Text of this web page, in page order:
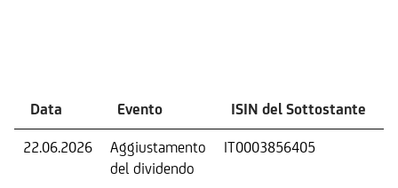
Data Evento ISIN del Sottostante
22.06.2026
Aggiustamento
del dividendo
IT0003856405